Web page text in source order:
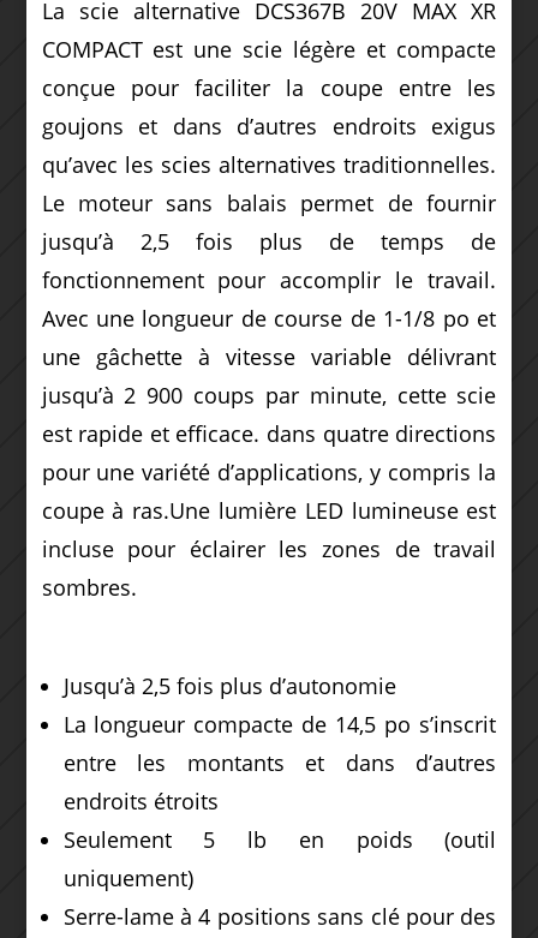
La scie alternative DCS367B 20V MAX XR
COMPACT est une scie légère et compacte
conçue pour faciliter la coupe entre les
goujons et dans d’autres endroits exigus
qu’avec les scies alternatives traditionnelles.
Le moteur sans balais permet de fournir
jusqu’à 2,5 fois plus de temps de
fonctionnement pour accomplir le travail.
Avec une longueur de course de 1-1/8 po et
une gâchette à vitesse variable délivrant
jusqu’à 2 900 coups par minute, cette scie
est rapide et efficace. dans quatre directions
pour une variété d’applications, y compris la
coupe à ras.Une lumière LED lumineuse est
incluse pour éclairer les zones de travail
sombres.
Jusqu’à 2,5 fois plus d’autonomie
La longueur compacte de 14,5 po s’inscrit
entre les montants et dans d’autres
endroits étroits
Seulement 5 lb en poids (outil
uniquement)
Serre-lame à 4 positions sans clé pour des